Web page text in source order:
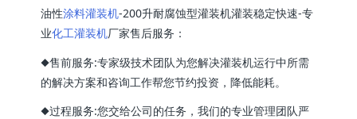
油性涂料灌装机-200升耐腐蚀型灌装机灌装稳定快速-专
业化工灌装机厂家售后服务：
◆售前服务:专家级技术团队为您解决灌装机运行中所需
的解决方案和咨询工作帮您节约投资，降低能耗。
◆过程服务:您交给公司的任务，我们的专业管理团队严